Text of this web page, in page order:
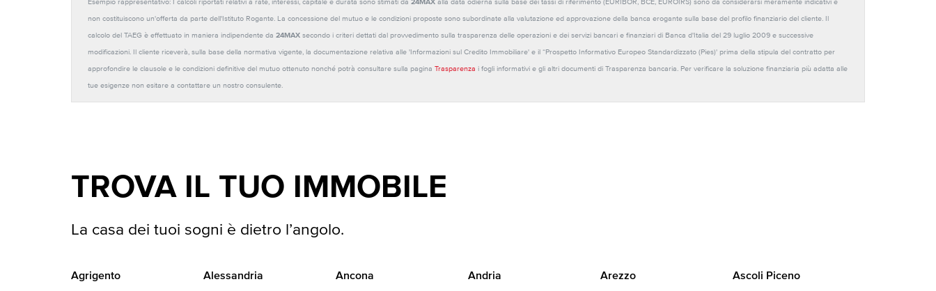
Esempio rappresentativo: I calcoli riportati relativi a rate, interessi, capitale e durata sono stimati da 24MAXalla data odierna sulla base dei tassi di riferimento (EURIBOR, BCE, EUROIRS) sono da considerarsi meramente indicativi e
non costituiscono un'offerta da parte dell'Istituto Rogante. La concessione del mutuo e le condizioni proposte sono subordinate alla valutazione ed approvazione della banca erogante sulla base del profilo finanziario del cliente. Il
calcolo del TAEG è effettuato in maniera indipendente da 24MAXsecondo i criteri dettati dal provvedimento sulla trasparenza delle operazioni e dei servizi bancari e finanziari di Banca d'Italia del 29 luglio 2009 e successive
modificazioni. Il cliente riceverà, sulla base della normativa vigente, la documentazione relativa alle 'Informazioni sul Credito Immobiliare' e il “Prospetto Informativo Europeo Standardizzato (Pies)' prima della stipula del contratto per
approfondire le clausole e le condizioni definitive del mutuo ottenuto nonché potrà consultare sulla pagina Trasparenza i fogli informativi e gli altri documenti di Trasparenza bancaria. Per verificare la soluzione finanziaria più adatta alle
tue esigenze non esitare a contattare un nostro consulente.
TROVA IL TUO IMMOBILE
La casa dei tuoi sogni è dietro l’angolo.
Agrigento Alessandria Ancona Andria Arezzo Ascoli Piceno